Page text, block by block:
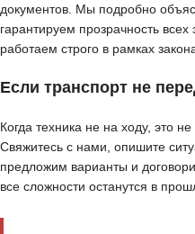
документов. Мы подробно
гарантируем прозрачность
работаем строго в рамках
Если транспорт не
Когда техника не на ходу, это
Свяжитесь с нами, опишите
предложим варианты и
все сложности останутся в